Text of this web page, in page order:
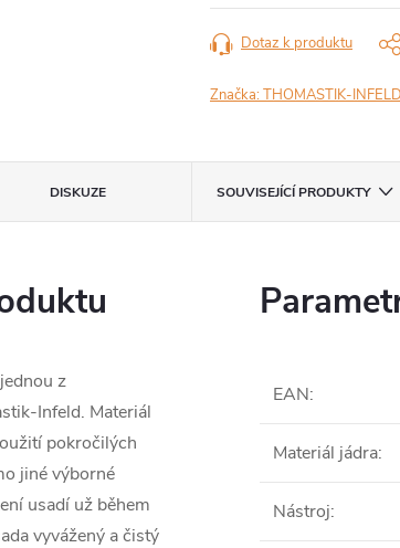
Dotaz k produktu
Značka:THOMASTIK-INFELD
DISKUZE SOUVISEJÍCÍ PRODUKTY
z
Infeld. Materiál
pokročilých
jiné výborné
usadí už během
vyvážený a čistý
EAN:
Materiál jádra:
Nástroj: